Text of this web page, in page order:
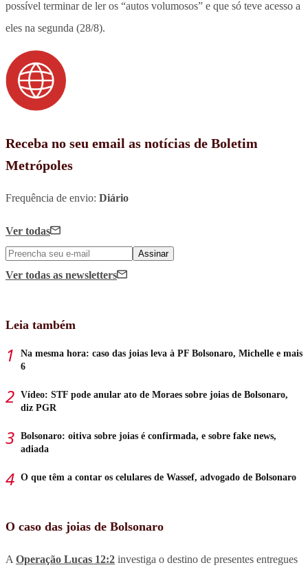
possível terminar de ler os “autos volumosos” e que só teve acesso a
eles na segunda (28/8).
Receba no seu email as notícias de Boletim
Metrópoles
Frequência de envio: Diário
Ver todas
Assinar
Ver todas as newsletters
Leia também
Na mesma hora: caso das joias leva à PF Bolsonaro, Michelle e mais
6
Vídeo: STF pode anular ato de Moraes sobre joias de Bolsonaro,
diz PGR
Bolsonaro: oitiva sobre joias é confirmada, e sobre fake news,
adiada
O que têm a contar os celulares de Wassef, advogado de Bolsonaro
O caso das joias de Bolsonaro
A Operação Lucas 12:2 investiga o destino de presentes entregues